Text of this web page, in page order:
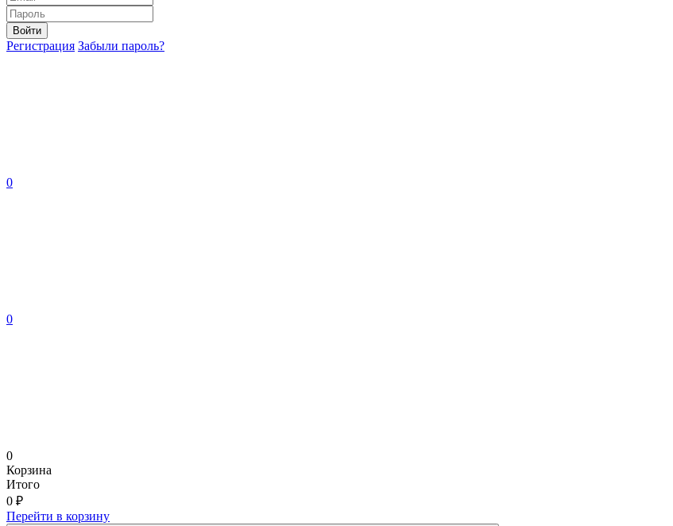
Войти
Регистрация Забыли пароль?
0
0
0
Корзина
Итого
0 ₽
Перейти в корзину